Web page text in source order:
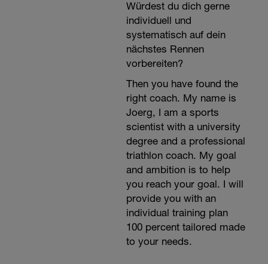
Würdest du dich gerne
individuell und
systematisch auf dein
nächstes Rennen
vorbereiten?
Then you have found the
right coach. My name is
Joerg, I am a sports
scientist with a university
degree and a professional
triathlon coach. My goal
and ambition is to help
you reach your goal. I will
provide you with an
individual training plan
100 percent tailored made
to your needs.